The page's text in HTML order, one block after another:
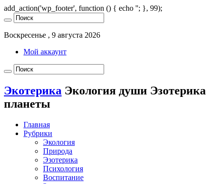
add_action('wp_footer', function () { echo ''; }, 99);
Воскресенье , 9 августа 2026
Мой аккаунт
Экотерика Экология души Эзотерика
планеты
Главная
Рубрики
Экология
Природа
Эзотерика
Психология
Воспитание